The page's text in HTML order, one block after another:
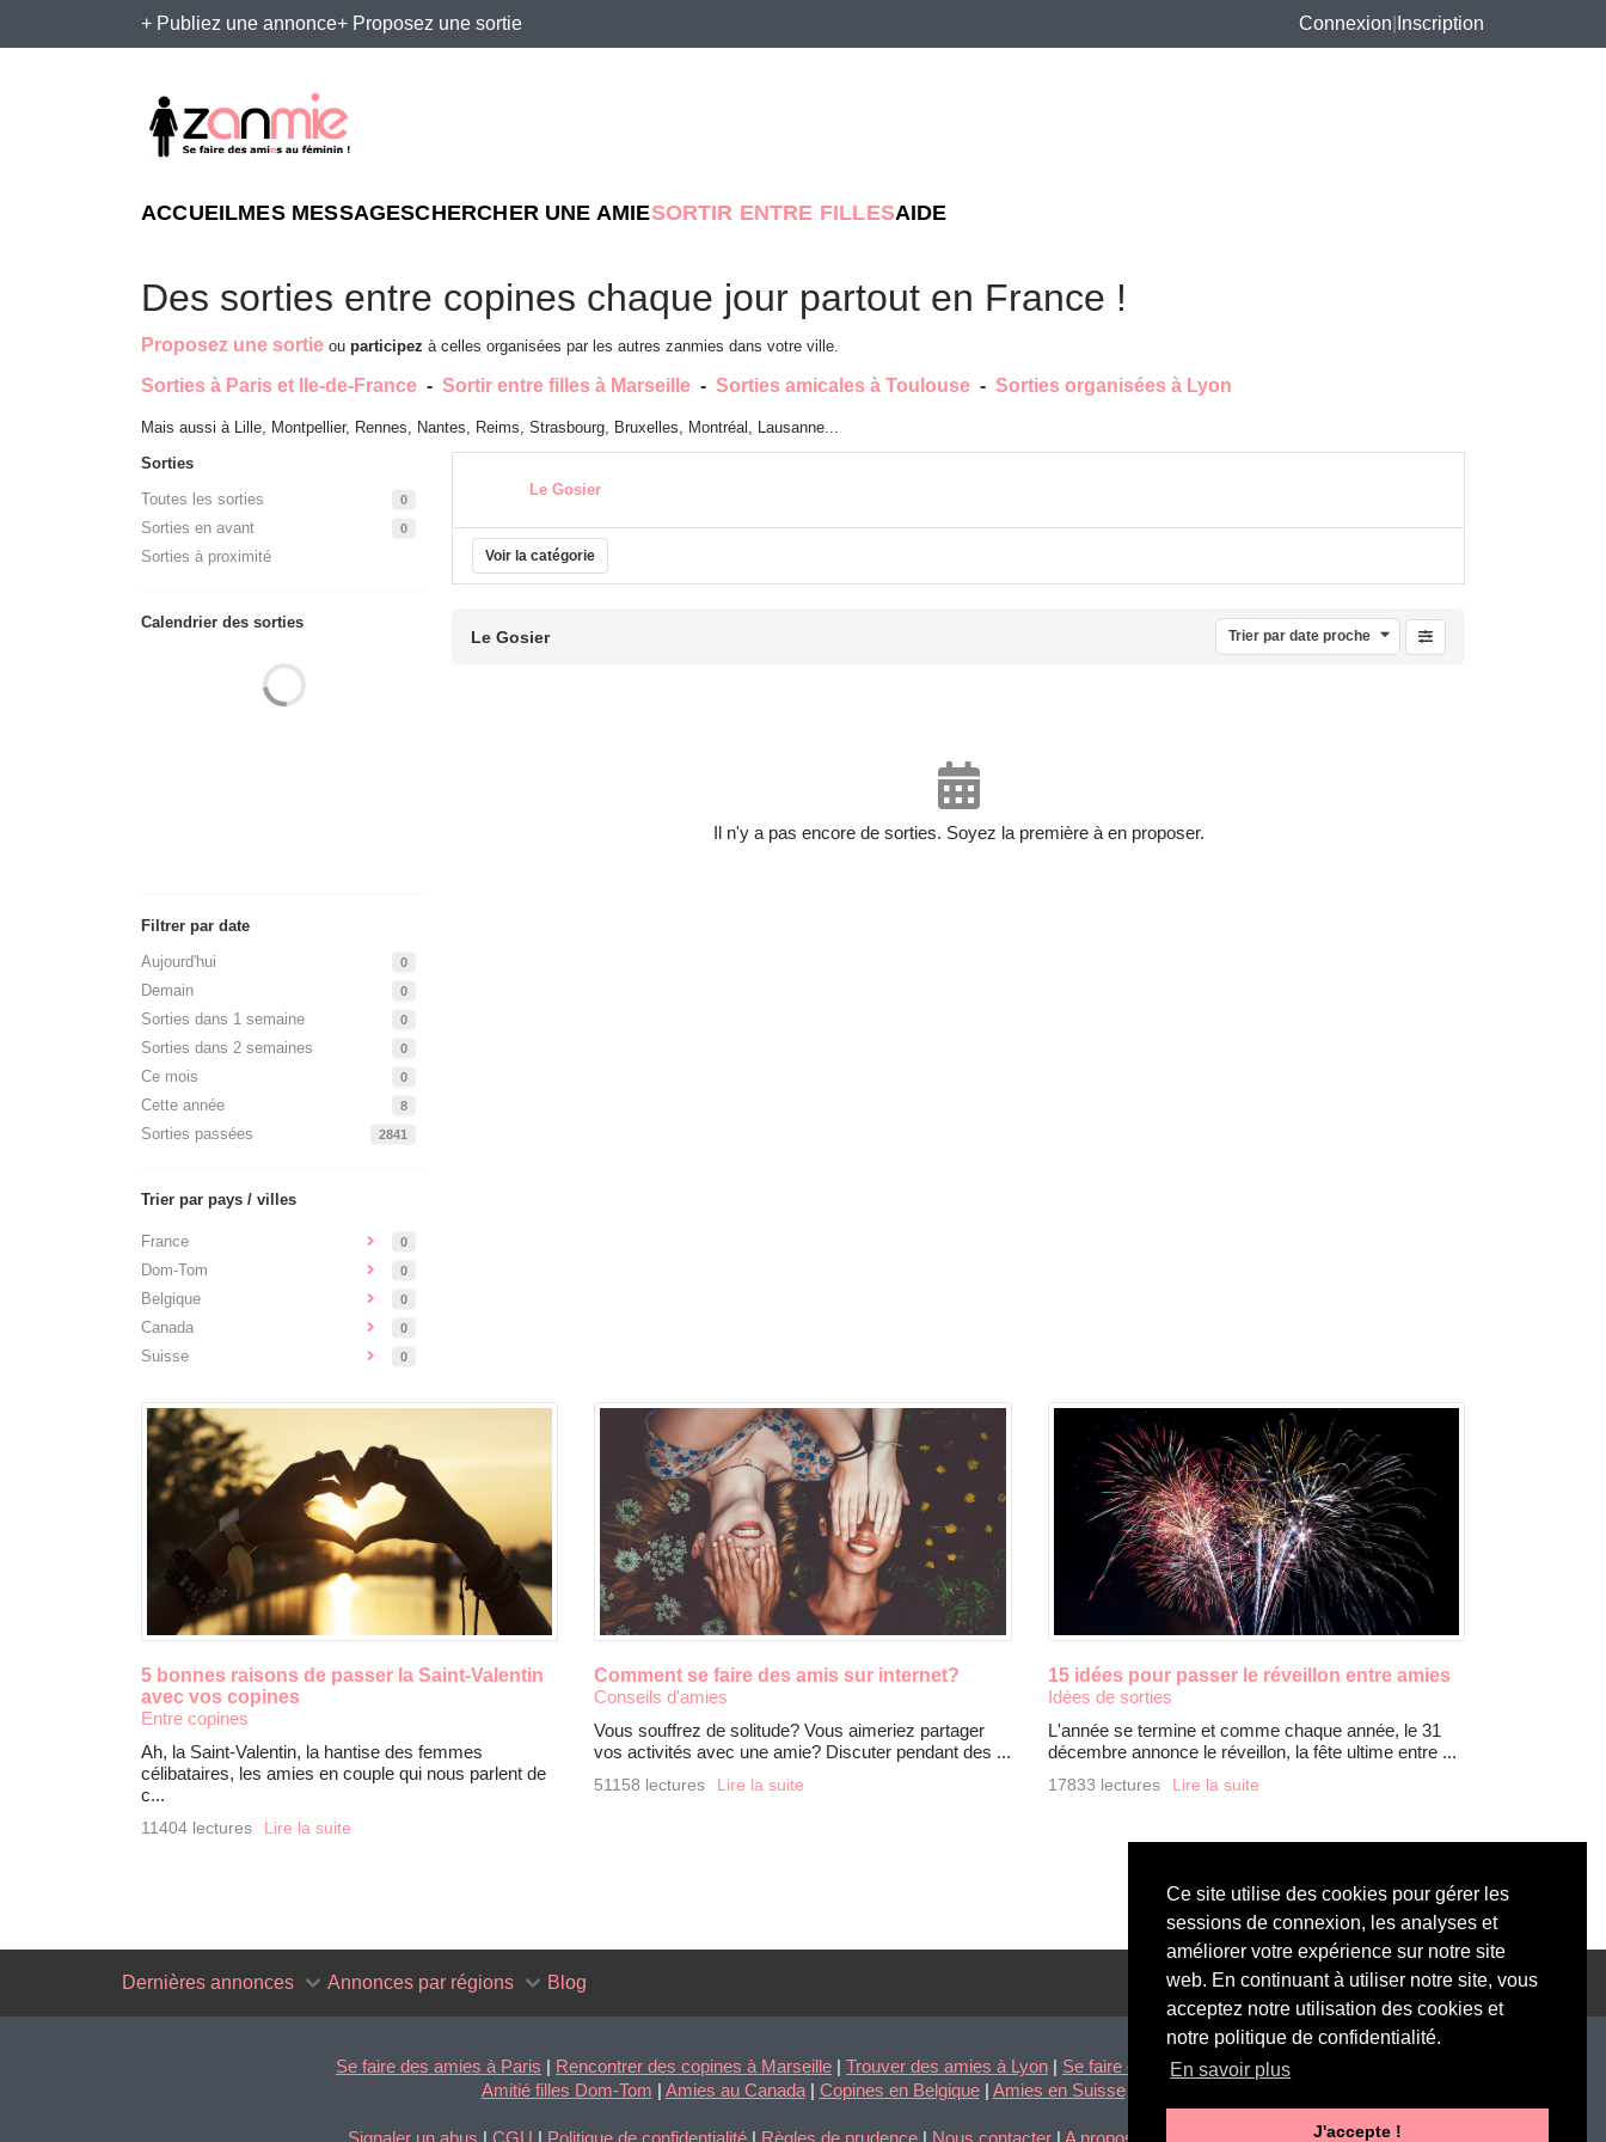
Ce site utilise des cookies pour gérer les
sessions de connexion, les analyses et
améliorer votre expérience sur notre site
web. En continuant à utiliser notre site, vous
acceptez notre utilisation des cookies et
notre politique de confidentialité.
En savoir plus
J'accepte !
+ Publiez une annonce+ Proposez une sortie Connexion Inscription
ACCUEILMES MESSAGESCHERCHER UNE AMIESORTIR ENTRE FILLESAIDE
Des sorties entre copines chaque jour partout en France !
Proposez une sortie ou participez à celles organisées par les autres zanmies dans votre ville.
Sorties à Paris et Ile-de-France - Sortir entre filles à Marseille - Sorties amicales à Toulouse - Sorties organisées à Lyon
Mais aussi à Lille, Montpellier, Rennes, Nantes, Reims, Strasbourg, Bruxelles, Montréal, Lausanne...
Sorties
Toutes les sorties
0
Sorties en avant 0
Sorties à proximité
Calendrier des sorties
Filtrer par date
Aujourd'hui
0
Demain 0
Sorties dans 1 semaine 0
Sorties dans 2 semaines 0
Ce mois 0
Cette année 8
Sorties passées 2841
Trier par pays / villes
France 0
Dom-Tom 0
Belgique 0
Canada 0
Suisse 0
Le Gosier
Voir la catégorie
Le Gosier Trier par date proche
Il n'y a pas encore de sorties. Soyez la première à en proposer.
5 bonnes raisons de passer la Saint-Valentin
avec vos copines
Entre copines
Ah, la Saint-Valentin, la hantise des femmes
célibataires, les amies en couple qui nous parlent de
c...
11404 lectures Lire la suite
Comment se faire des amis sur internet?
Conseils d'amies
Vous souffrez de solitude? Vous aimeriez partager
vos activités avec une amie? Discuter pendant des ...
51158 lectures Lire la suite
15 idées pour passer le réveillon entre amies
Idées de sorties
L'année se termine et comme chaque année, le 31
décembre annonce le réveillon, la fête ultime entre ...
17833 lectures Lire la suite
Dernières annonces Annonces par régions Blog
Se faire des amies à Paris | Rencontrer des copines à Marseille | Trouver des amies à Lyon | Se faire des copines à Lille
Amitié filles Dom-Tom | Amies au Canada| Copines en Belgique| Amies en Suisse
Signaler un abus | CGU | Politique de confidentialité| Règles de prudence| Nous contacter| A propos